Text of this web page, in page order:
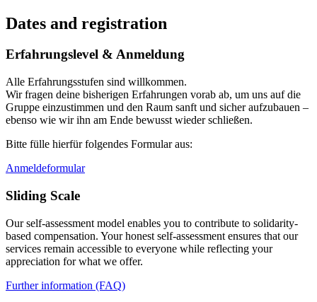
Dates and registration
Erfahrungslevel & Anmeldung
Alle Erfahrungsstufen sind willkommen.
Wir fragen deine bisherigen Erfahrungen vorab ab, um uns auf die
Gruppe einzustimmen und den Raum sanft und sicher aufzubauen –
ebenso wie wir ihn am Ende bewusst wieder schließen.
Bitte fülle hierfür folgendes Formular aus:
Anmeldeformular
Sliding Scale
Our self-assessment model enables you to contribute to solidarity-
based compensation. Your honest self-assessment ensures that our
services remain accessible to everyone while reflecting your
appreciation for what we offer.
Further information (FAQ)